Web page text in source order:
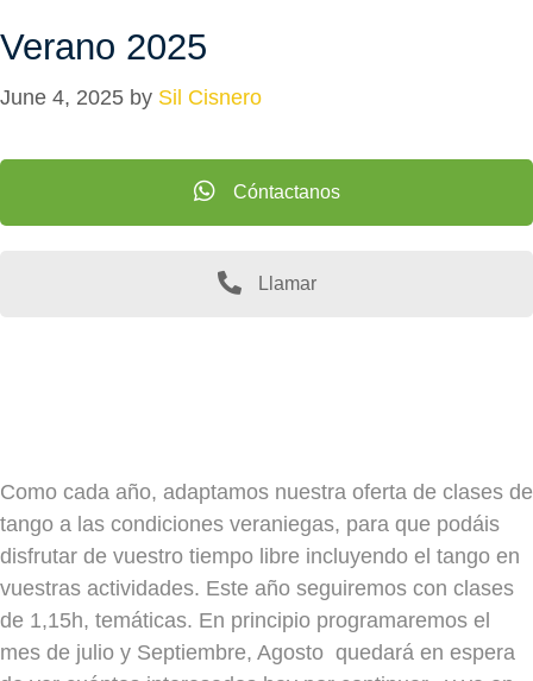
Verano 2025
June 4, 2025 by Sil Cisnero
Cóntactanos
Llamar
Como cada año, adaptamos nuestra oferta de clases de
tango a las condiciones veraniegas, para que podáis
disfrutar de vuestro tiempo libre incluyendo el tango en
vuestras actividades. Este año seguiremos con clases
de 1,15h, temáticas. En principio programaremos el
mes de julio y Septiembre, Agosto quedará en espera